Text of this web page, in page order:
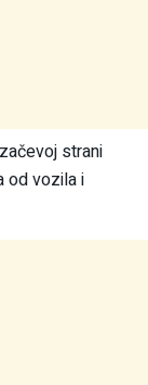
strani
od vozila i